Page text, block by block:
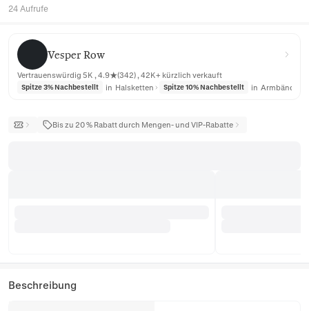
24 Aufrufe
Vesper Row
Vesper Row
Vertrauenswürdig 5K , 4.9★(342) , 42K+ kürzlich verkauft
Spitze 3% Nachbestellt in Halsketten Spitze 10% Nachbestellt in Armbänder
Bis zu 20 % Rabatt durch Mengen- und VIP-Rabatte
Beschreibung